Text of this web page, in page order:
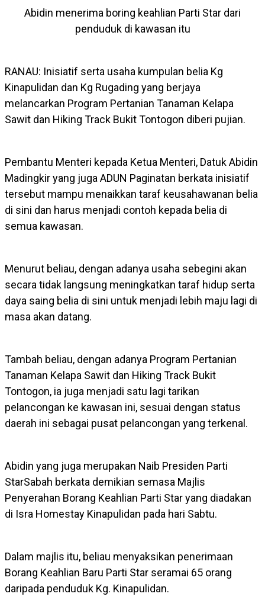
Abidin menerima boring keahlian Parti Star dari
penduduk di kawasan itu
RANAU: Inisiatif serta usaha kumpulan belia Kg
Kinapulidan dan Kg Rugading yang berjaya
melancarkan Program Pertanian Tanaman Kelapa
Sawit dan Hiking Track Bukit Tontogon diberi pujian.
Pembantu Menteri kepada Ketua Menteri, Datuk Abidin
Madingkir yang juga ADUN Paginatan berkata inisiatif
tersebut mampu menaikkan taraf keusahawanan belia
di sini dan harus menjadi contoh kepada belia di
semua kawasan.
Menurut beliau, dengan adanya usaha sebegini akan
secara tidak langsung meningkatkan taraf hidup serta
daya saing belia di sini untuk menjadi lebih maju lagi di
masa akan datang.
Tambah beliau, dengan adanya Program Pertanian
Tanaman Kelapa Sawit dan Hiking Track Bukit
Tontogon, ia juga menjadi satu lagi tarikan
pelancongan ke kawasan ini, sesuai dengan status
daerah ini sebagai pusat pelancongan yang terkenal.
Abidin yang juga merupakan Naib Presiden Parti
StarSabah berkata demikian semasa Majlis
Penyerahan Borang Keahlian Parti Star yang diadakan
di Isra Homestay Kinapulidan pada hari Sabtu.
Dalam majlis itu, beliau menyaksikan penerimaan
Borang Keahlian Baru Parti Star seramai 65 orang
daripada penduduk Kg. Kinapulidan.